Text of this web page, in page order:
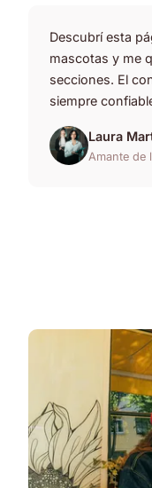
Descubrí esta
mascotas y me
secciones. El
siempre
Laura
Amante de